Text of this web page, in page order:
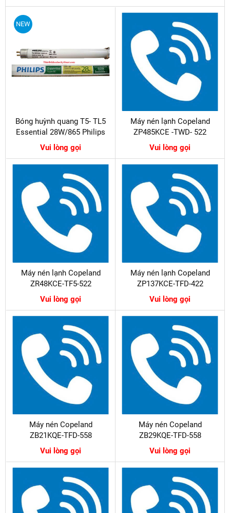
NEW
Bóng huỳnh quang T5- TL5
Essential 28W/865 Philips
Vui lòng gọi
Máy nén lạnh Copeland
ZP485KCE -TWD- 522
Vui lòng gọi
Máy nén lạnh Copeland
ZR48KCE-TF5-522
Vui lòng gọi
Máy nén lạnh Copeland
ZP137KCE-TFD-422
Vui lòng gọi
Máy nén Copeland
ZB21KQE-TFD-558
Vui lòng gọi
Máy nén Copeland
ZB29KQE-TFD-558
Vui lòng gọi